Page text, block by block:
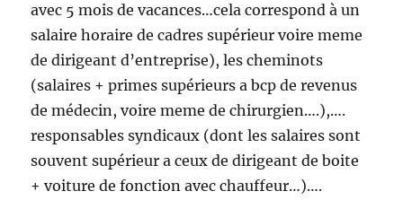
avec 5 mois de vacances…cela correspond à un
salaire horaire de cadres supérieur voire meme
de dirigeant d’entreprise), les cheminots
(salaires + primes supérieurs a bcp de revenus
de médecin, voire meme de chirurgien….),….
responsables syndicaux (dont les salaires sont
souvent supérieur a ceux de dirigeant de boite
+ voiture de fonction avec chauffeur…)….